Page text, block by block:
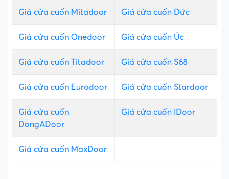
Giá cửa cuốn Mitadoor Giá cửa cuốn Đức
Giá cửa cuốn Onedoor Giá cửa cuốn Úc
Giá cửa cuốn Titadoor Giá cửa cuốn S68
Giá cửa cuốn Eurodoor Giá cửa cuốn Stardoor
Giá cửa cuốn
DongADoor
Giá cửa cuốn IDoor
Giá cửa cuốn MaxDoor